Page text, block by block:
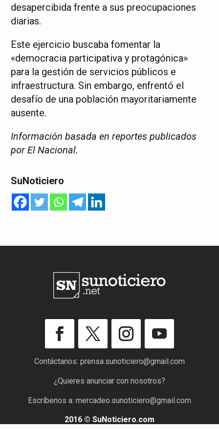
desapercibida frente a sus preocupaciones
diarias.
Este ejercicio buscaba fomentar la
«democracia participativa y protagónica»
para la gestión de servicios públicos e
infraestructura. Sin embargo, enfrentó el
desafío de una población mayoritariamente
ausente.
Información basada en reportes publicados
por El Nacional.
SuNoticiero
Contáctanos: prensa.sunoticiero@gmail.com
¿Quieres anunciar con nosotros?
Escríbenos a: mercadeo.sunoticiero@gmail.com
2016 © SuNoticiero.com